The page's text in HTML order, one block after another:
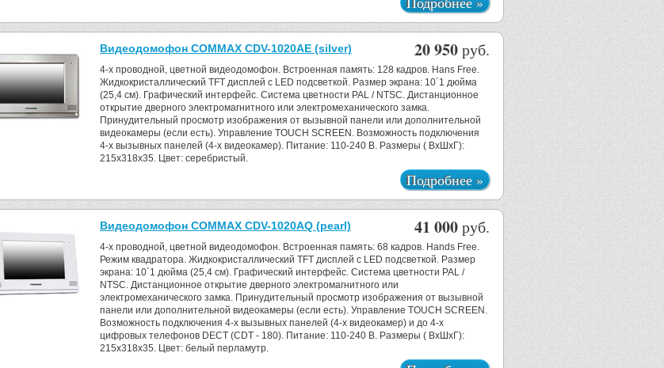
20 950руб.
Видеодомофон COMMAX CDV-1020AЕ (silver)
4-x проводной, цветной видеодомофон. Встроенная память: 128 кадров. Hans Free.
Жидкокристаллический TFT дисплей с LED подсветкой. Размер экрана: 10´1 дюйма
(25,4 см). Графический интерфейс. Система цветности PAL / NTSC. Дистанционное
открытие дверного электромагнитного или электромеханического замка.
Принудительный просмотр изображения от вызывной панели или дополнительной
видеокамеры (если есть). Управление TOUCH SCREEN. Возможность подключения
4-х вызывных панелей (4-х видеокамер). Питание: 110-240 B. Размеры ( ВхШхГ):
215x318x35. Цвет: серебристый.
Подробнее »
41 000руб.
Видеодомофон COMMAX CDV-1020AQ (pearl)
4-x проводной, цветной видеодомофон. Встроенная память: 68 кадров. Hands Free.
Режим квадратора. Жидкокристаллический TFT дисплей с LED подсветкой. Размер
экрана: 10´1 дюйма (25,4 см). Графический интерфейс. Система цветности PAL /
NTSC. Дистанционное открытие дверного электромагнитного или
электромеханического замка. Принудительный просмотр изображения от вызывной
панели или дополнительной видеокамеры (если есть). Управление TOUCH SCREEN.
Возможность подключения 4-х вызывных панелей (4-х видеокамер) и до 4-х
цифровых телефонов DECT (CDT - 180). Питание: 110-240 B. Размеры ( ВхШхГ):
215x318x35. Цвет: белый перламутр.